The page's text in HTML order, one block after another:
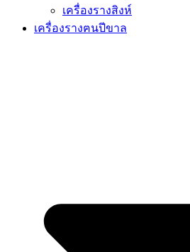
เครื่องรางสิงห์
เครื่องรางฅนปีขาล